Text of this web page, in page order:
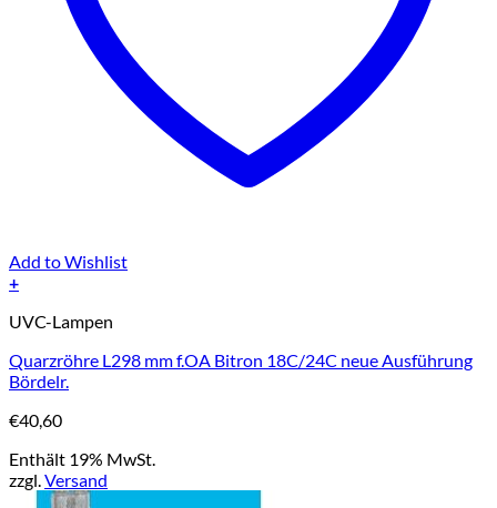
Add to Wishlist
+
UVC-Lampen
Quarzröhre L298 mm f.OA Bitron 18C/24C neue Ausführung
Bördelr.
€40,60
Enthält 19% MwSt.
zzgl.Versand